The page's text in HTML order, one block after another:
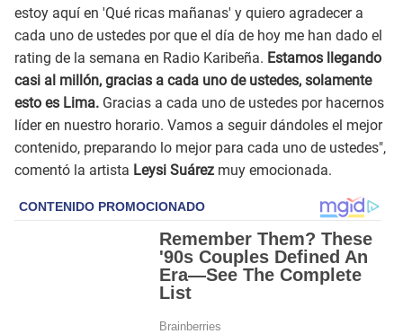
estoy aquí en 'Qué ricas mañanas' y quiero agradecer a
cada uno de ustedes por que el día de hoy me han dado el
rating de la semana en Radio Karibeña. Estamos llegando
casi al millón, gracias a cada uno de ustedes, solamente
esto es Lima. Gracias a cada uno de ustedes por hacernos
líder en nuestro horario. Vamos a seguir dándoles el mejor
contenido, preparando lo mejor para cada uno de ustedes",
comentó la artista Leysi Suárez muy emocionada.